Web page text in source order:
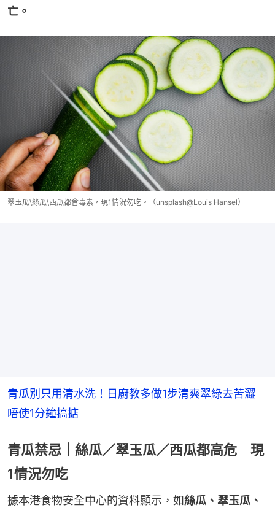
亡。
翠玉瓜\絲瓜\西瓜都含毒素，現1情況勿吃。（unsplash@Louis Hansel）
青瓜別只用清水洗！日廚教多做1步清爽翠綠去苦澀
唔使1分鐘搞掂
青瓜禁忌｜絲瓜／翠玉瓜／西瓜都高危 現
1情況勿吃
據本港食物安全中心的資料顯示，如絲瓜、翠玉瓜、